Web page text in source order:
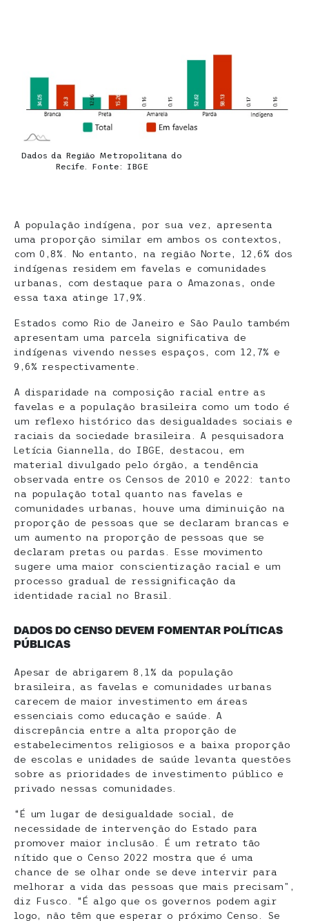
Dados da Região Metropolitana do
Recife. Fonte: IBGE
A população indígena, por sua vez, apresenta
uma proporção similar em ambos os contextos,
com 0,8%. No entanto, na região Norte, 12,6% dos
indígenas residem em favelas e comunidades
urbanas, com destaque para o Amazonas, onde
essa taxa atinge 17,9%.
Estados como Rio de Janeiro e São Paulo também
apresentam uma parcela significativa de
indígenas vivendo nesses espaços, com 12,7% e
9,6% respectivamente.
A disparidade na composição racial entre as
favelas e a população brasileira como um todo é
um reflexo histórico das desigualdades sociais e
raciais da sociedade brasileira. A pesquisadora
Letícia Giannella, do IBGE, destacou, em
material divulgado pelo órgão, a tendência
observada entre os Censos de 2010 e 2022: tanto
na população total quanto nas favelas e
comunidades urbanas, houve uma diminuição na
proporção de pessoas que se declaram brancas e
um aumento na proporção de pessoas que se
declaram pretas ou pardas. Esse movimento
sugere uma maior conscientização racial e um
processo gradual de ressignificação da
identidade racial no Brasil.
DADOS DO CENSO DEVEM FOMENTAR POLÍTICAS
PÚBLICAS
Apesar de abrigarem 8,1% da população
brasileira, as favelas e comunidades urbanas
carecem de maior investimento em áreas
essenciais como educação e saúde. A
discrepância entre a alta proporção de
estabelecimentos religiosos e a baixa proporção
de escolas e unidades de saúde levanta questões
sobre as prioridades de investimento público e
privado nessas comunidades.
“É um lugar de desigualdade social, de
necessidade de intervenção do Estado para
promover maior inclusão. É um retrato tão
nítido que o Censo 2022 mostra que é uma
chance de se olhar onde se deve intervir para
melhorar a vida das pessoas que mais precisam”,
diz Fusco. “É algo que os governos podem agir
logo, não têm que esperar o próximo Censo. Se